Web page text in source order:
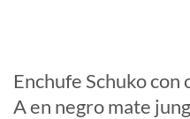
Enchufe Schuko con
A en negro mate